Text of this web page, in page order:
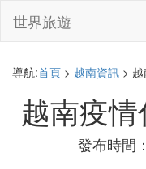
世界旅遊
導航:首頁 > 越南資訊 >
越南疫
發布時間